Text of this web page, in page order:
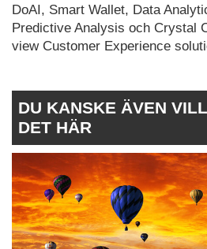
DoAI, Smart Wallet, Data
Predictive Analysis och Crystal
view Customer Experience
DU KANSKE ÄVEN
DET HÄR